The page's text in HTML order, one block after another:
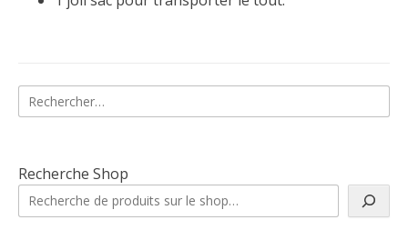
Rechercher :
Recherche Shop